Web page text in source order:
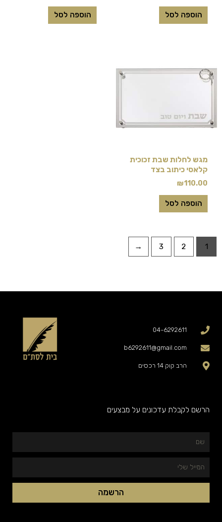
הוספה לסל הוספה לסל
מגש לחלות שבת זכוכית
קלאסי כיתוב בצד
₪110.00
הוספה לסל
1
2
3
←
04-6292611
b6292611@gmail.com
הרב קוק 14 רכסים
הרשם לקבלת עדכונים על מבצעים
הרשמה